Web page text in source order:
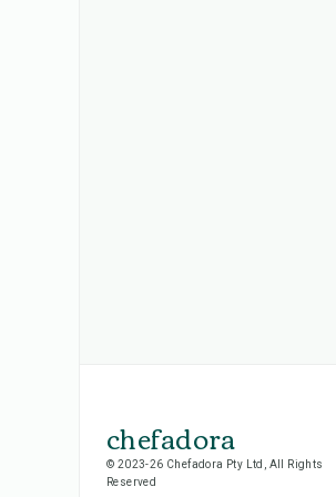
chefadora
© 2023-26 Chefadora Pty Ltd, All Rights
Reserved